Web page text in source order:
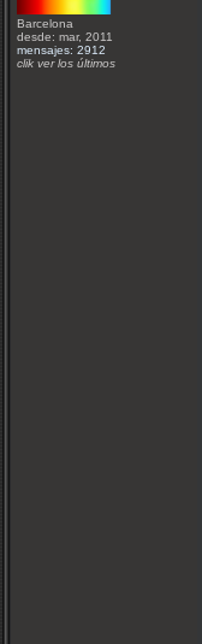
Barcelona
desde: mar, 2011
mensajes: 2912
clik ver los últimos